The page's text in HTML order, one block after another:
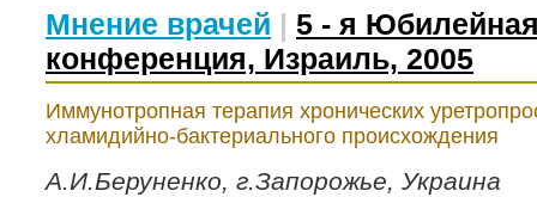
Мнение врачей | 5 - я
конференция, Израиль, 2005
Иммунотропная терапия хронических
хламидийно-бактериального происхождения
А.И.Беруненко, г.Запорожье, Украина